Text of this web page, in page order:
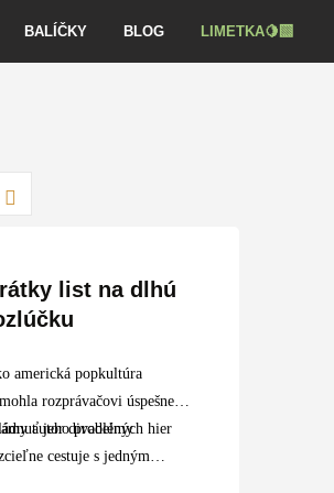
BALÍČKY BLOG LIMETKA🍋‍🟩
list na dlhú
americká popkultúra
rozprávačovi úspešne
jeho problémy
autor divadelných hier
cestuje s jedným